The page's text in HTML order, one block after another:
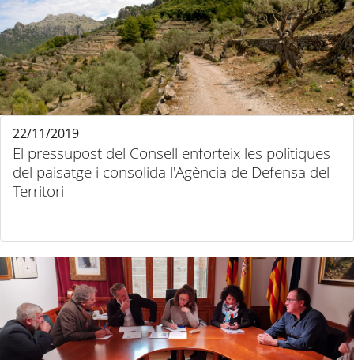
El pressupost del Consell enforteix les polítiques
del paisatge i consolida l'Agència de Defensa del
Territori
22/11/2019